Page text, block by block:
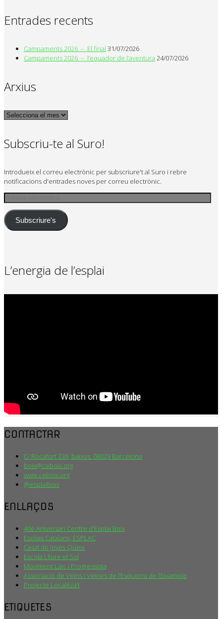
Entrades recents
Campaments 2026 – El final 31/07/2026
Campaments 2026 – l’equador de l’aventura 24/07/2026
Arxius
Arxius
Subscriu-te al Suro!
Introdueix el correu electrònic per subscriure't al Suro i rebre
notificacions d'entrades noves per correu electrònic.
Adreça
electrònica
Subscriure's
L’energia de l’esplai
CONTACTAR
C/ Rocafort 236, baixos. 08029 Barcelona
boix@ceboix.org
www.ceboix.org
@esplaiboix
ENLLAÇOS
40è Aniversari Centre d'Esplai Boix
Esplais Catalans, ESPLAC
Casal de Joves Queix
Escola Lliure el Sol
Moviment Laic i Progressista
Associació de Veïns i Veïnes de l’Esquerra de l’Eixample
Projecte Localitza’t
ETIQUETES